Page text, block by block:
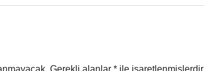
Gerekli alanlar * ile işaretlenmişlerdir